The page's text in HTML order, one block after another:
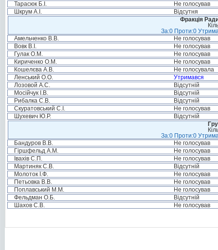
Тарасюк Б.І.
Не голосував
Шкрум А.І.
Відсутня
Фракція
За:0 Проти:0
Амельченко В.В.
Не голосував
Вовк В.І.
Не голосував
Гулак О.М.
Не голосував
Кириченко О.М.
Не голосував
Кошелєва А.В.
Не голосувала
Ленський О.О.
Утримався
Лозовой А.С.
Відсутній
Мосійчук І.В.
Відсутній
Рибалка С.В.
Відсутній
Скуратовський С.І.
Не голосував
Шухевич Ю.Р.
Відсутній
За:0 Проти:0
Бандуров В.В.
Не голосував
Гіршфельд А.М.
Не голосував
Івахів С.П.
Не голосував
Мартиняк С.В.
Відсутній
Молоток І.Ф.
Не голосував
Петьовка В.В.
Не голосував
Поплавський М.М.
Не голосував
Фельдман О.Б.
Відсутній
Шахов С.В.
Не голосував